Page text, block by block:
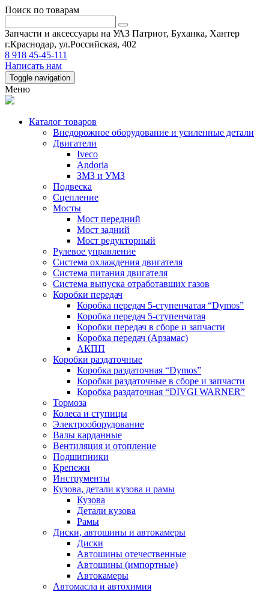
Поиск по товарам
Запчасти и аксессуары на УАЗ Патриот, Буханка, Хантер
г.Краснодар, ул.Российская, 402
8 918 45-45-111
Написать нам
Toggle navigation
Меню
Каталог товаров
Внедорожное оборудование и усиленные детали
Двигатели
Iveco
Andoria
ЗМЗ и УМЗ
Подвеска
Сцепление
Мосты
Мост передний
Мост задний
Мост редукторный
Рулевое управление
Система охлаждения двигателя
Система питания двигателя
Система выпуска отработавших газов
Коробки передач
Коробка передач 5-ступенчатая “Dymos”
Коробка передач 5-ступенчатая
Коробки передач в сборе и запчасти
Коробка передач (Арзамас)
АКПП
Коробки раздаточные
Коробка раздаточная “Dymos”
Коробки раздаточные в сборе и запчасти
Коробка раздаточная “DIVGI WARNER”
Тормоза
Колеса и ступицы
Электрооборудование
Валы карданные
Вентиляция и отопление
Подшипники
Крепежи
Инструменты
Кузова, детали кузова и рамы
Кузова
Детали кузова
Рамы
Диски, автошины и автокамеры
Диски
Автошины отечественные
Автошины (импортные)
Автокамеры
Автомасла и автохимия